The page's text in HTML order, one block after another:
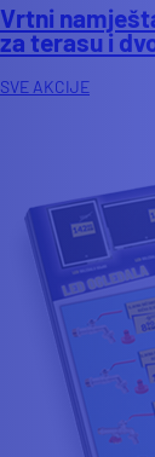
Vrtni
za terasu i
SVE AKCIJE